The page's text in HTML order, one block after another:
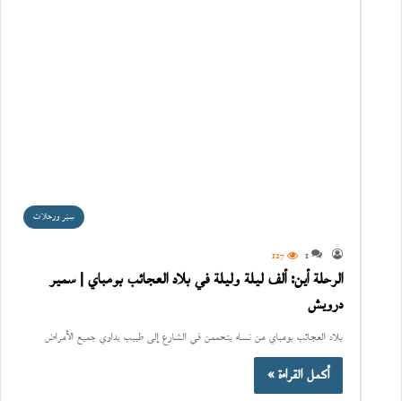
سِيَر ورحلات
1
127
الرحلة أين: ألف ليلة وليلة في بلاد العجائب بومباي | سمير
درويش
بلاد العجائب بومباي من نساء يتحممن في الشارع إلى طبيب يداوي جميع الأمراض
أكمل القراءة »